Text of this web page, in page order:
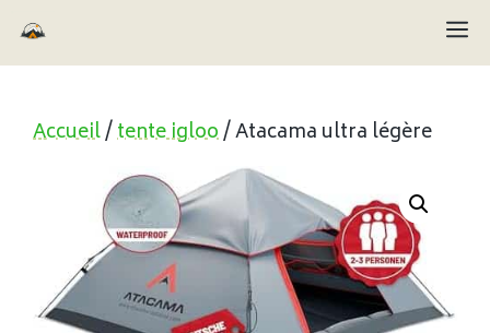
au
contenu
Accueil/tente igloo/ Atacama ultra légère